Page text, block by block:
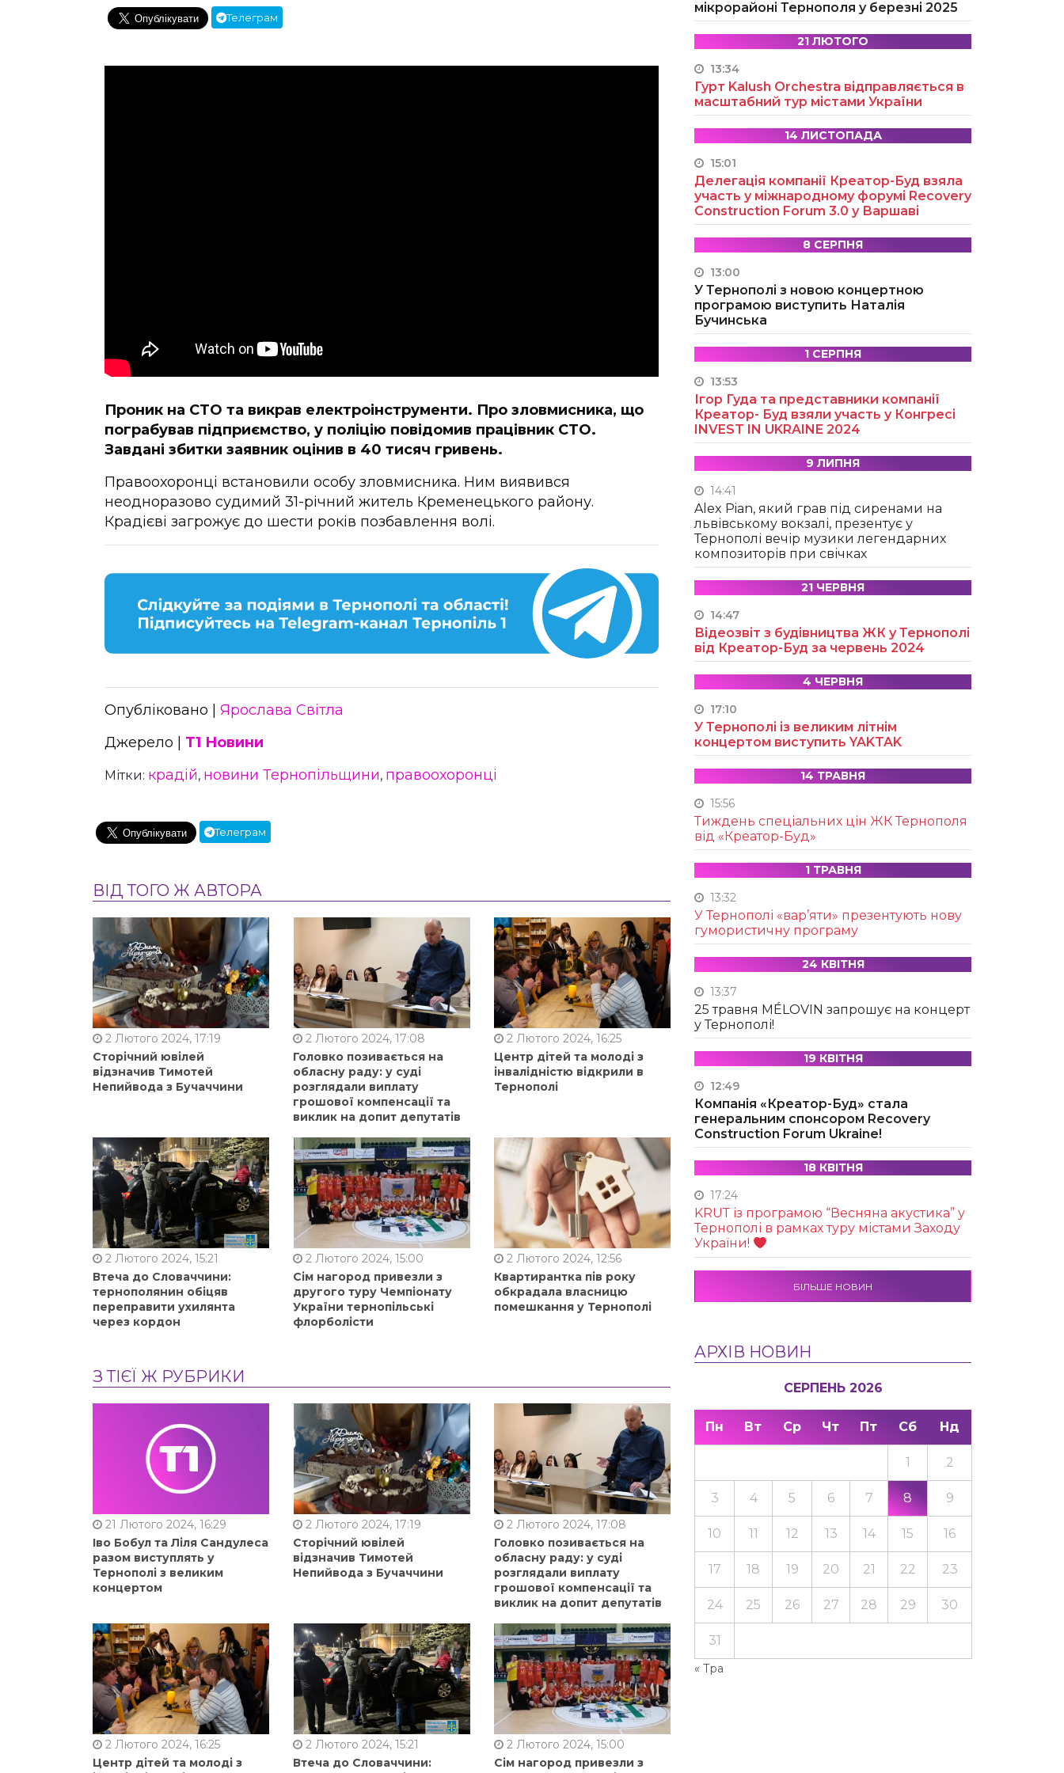
Телеграм
Проник на СТО та викрав електроінструменти. Про зловмисника, що
пограбував підприємство, у поліцію повідомив працівник СТО.
Завдані збитки заявник оцінив в 40 тисяч гривень.
Правоохоронці встановили особу зловмисника. Ним виявився
неодноразово судимий 31-річний житель Кременецького району.
Крадієві загрожує до шести років позбавлення волі.
Опубліковано | Ярослава Світла
Джерело | Т1 Новини
Мітки: крадій, новини Тернопільщини, правоохоронці
Телеграм
ВІД ТОГО Ж АВТОРА
2 Лютого 2024, 17:19
Сторічний ювілей
відзначив Тимотей
Непийвода з Бучаччини
2 Лютого 2024, 17:08
Головко позивається на
обласну раду: у суді
розглядали виплату
грошової компенсації та
виклик на допит депутатів
2 Лютого 2024, 16:25
Центр дітей та молоді з
інвалідністю відкрили в
Тернополі
2 Лютого 2024, 15:21
Втеча до Словаччини:
тернополянин обіцяв
переправити ухилянта
через кордон
2 Лютого 2024, 15:00
Сім нагород привезли з
другого туру Чемпіонату
України тернопільські
флорболісти
2 Лютого 2024, 12:56
Квартирантка пів року
обкрадала власницю
помешкання у Тернополі
З ТІЄЇ Ж РУБРИКИ
21 Лютого 2024, 16:29
Іво Бобул та Ліля Сандулеса
разом виступлять у
Тернополі з великим
концертом
2 Лютого 2024, 17:19
Сторічний ювілей
відзначив Тимотей
Непийвода з Бучаччини
2 Лютого 2024, 17:08
Головко позивається на
обласну раду: у суді
розглядали виплату
грошової компенсації та
виклик на допит депутатів
2 Лютого 2024, 16:25
Центр дітей та молоді з
2 Лютого 2024, 15:21
Втеча до Словаччини:
2 Лютого 2024, 15:00
Сім нагород привезли з
мікрорайоні Тернополя у березні 2025
21 ЛЮТОГО
13:34
Гурт Kalush Orchestra відправляється в
масштабний тур містами України
14 ЛИСТОПАДА
15:01
Делегація компанії Креатор-Буд взяла
участь у міжнародному форумі Recovery
Construction Forum 3.0 у Варшаві
8 СЕРПНЯ
13:00
У Тернополі з новою концертною
програмою виступить Наталія
Бучинська
1 СЕРПНЯ
13:53
Ігор Гуда та представники компанії
Креатор- Буд взяли участь у Конгресі
INVEST IN UKRAINE 2024
9 ЛИПНЯ
14:41
Alex Pian, який грав під сиренами на
львівському вокзалі, презентує у
Тернополі вечір музики легендарних
композиторів при свічках
21 ЧЕРВНЯ
14:47
Відеозвіт з будівництва ЖК у Тернополі
від Креатор-Буд за червень 2024
4 ЧЕРВНЯ
17:10
У Тернополі із великим літнім
концертом виступить YAKTAK
14 ТРАВНЯ
15:56
Тиждень спеціальних цін ЖК Тернополя
від «Креатор-Буд»
1 ТРАВНЯ
13:32
У Тернополі «вар’яти» презентують нову
гумористичну програму
24 КВІТНЯ
13:37
25 травня MÉLOVIN запрошує на концерт
у Тернополі!
19 КВІТНЯ
12:49
Компанія «Креатор-Буд» стала
генеральним спонсором Recovery
Construction Forum Ukraine!
18 КВІТНЯ
17:24
KRUТ із програмою “Весняна акустика” у
Тернополі в рамках туру містами Заходу
України!
БІЛЬШЕ НОВИН
АРХІВ НОВИН
СЕРПЕНЬ 2026
Пн Вт Ср Чт Пт Сб Нд
« Тра
1 2
3 4 5 6 7 8 9
10 11 12 13 14 15 16
17 18 19 20 21 22 23
24 25 26 27 28 29 30
31